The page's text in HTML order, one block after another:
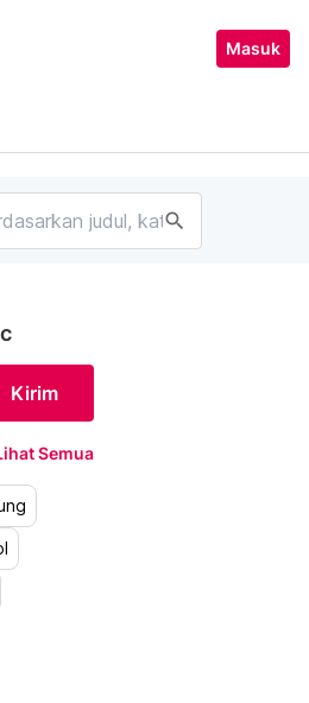
Masuk
search
Kirim
Semua